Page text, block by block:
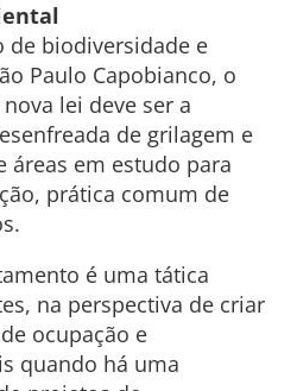
de biodiversidade e
Paulo Capobianco, o
lei deve ser a
de grilagem e
áreas em estudo para
prática comum de
é uma tática
na perspectiva de criar
ocupação e
quando há uma